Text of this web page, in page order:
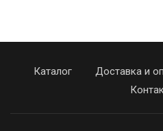
Каталог Доставка и